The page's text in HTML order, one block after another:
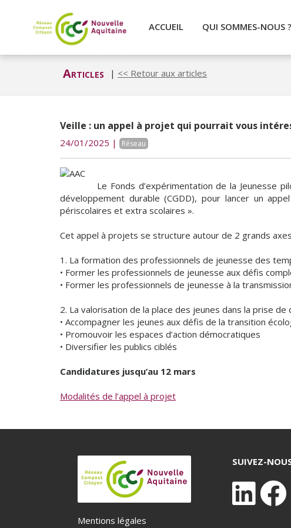
ACCUEIL QUI SOMMES-NOUS ?
Articles | << Retour aux articles
Veille : un appel à projet qui pourrait vous
24/01/2025 | Réseau
Le Fonds d’expérimentation de la Jeunesse
développement durable (CGDD), pour lancer un
périscolaires et extra scolaires ».
Cet appel à projets se structure autour de 2 grands
1. La formation des professionnels de jeunesse des
• Former les professionnels de jeunesse aux défis
• Former les professionnels de jeunesse à la
2. La valorisation de la place des jeunes dans la prise
• Accompagner les jeunes aux défis de la transition
• Promouvoir les espaces d’action démocratiques
• Diversifier les publics ciblés
Candidatures jusqu’au 12 mars
Modalités de l’appel à projet
Mentions légales
SUIVEZ-